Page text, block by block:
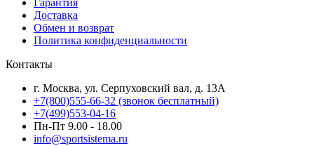
Гарантия
Доставка
Обмен и возврат
Политика конфиденциальности
Контакты
г. Москва, ул. Серпуховский вал, д. 13А
+7(800)555-66-32 (звонок бесплатный)
+7(499)553-04-16
Пн-Пт 9.00 - 18.00
info@sportsistema.ru